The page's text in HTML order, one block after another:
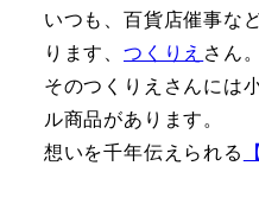
いつも、百貨店催事な
ります、 つくりえ さん。
そのつくりえさんには
ル商品があります。
想いを千年伝えられる